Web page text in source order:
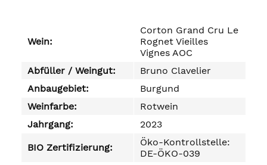
Wein:
Corton Grand Cru Le
Rognet Vieilles
Vignes AOC
Abfüller / Weingut:
Bruno Clavelier
Anbaugebiet:
Burgund
Weinfarbe:
Rotwein
Jahrgang:
2023
BIO Zertifizierung:
Öko-Kontrollstelle:
DE-ÖKO-039